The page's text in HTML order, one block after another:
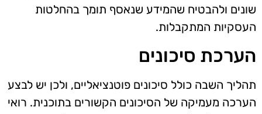
שונים ולהבטיח שהמידע שנאסף תומך בהחלטות
העסקיות המתקבלות.
הערכת סיכונים
תהליך השבה כולל סיכונים פוטנציאליים, ולכן יש לבצע
הערכה מעמיקה של הסיכונים הקשורים בתוכנית. רואי